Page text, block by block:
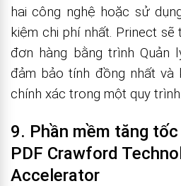
hai công nghệ hoặc sử
kiệm chi phí nhất. Prinect
đơn hàng bằng trình Quản
đảm bảo tính đồng nhất và
chính xác trong một quy trình.
9. Phần mềm tăng
PDF Crawford
Accelerator